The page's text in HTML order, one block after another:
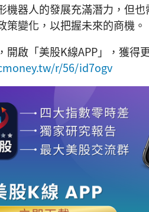
機器人的發展充滿潛力，但
策變化，以把握未來的商機。
開啟「美股K線APP」，獲得
r/56/id7ogv